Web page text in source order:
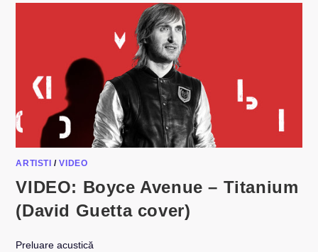
ARTISTI /VIDEO
VIDEO: Boyce Avenue – Titanium
(David Guetta cover)
Preluare acustică